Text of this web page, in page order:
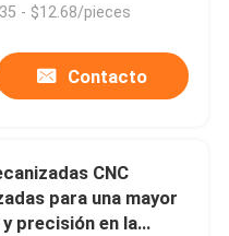
- $12.68/pieces
Contacto
CNC
para una mayor
precisión en la